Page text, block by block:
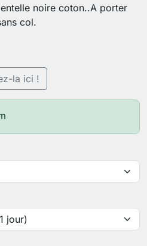
noire coton..A porter
col.
la ici !